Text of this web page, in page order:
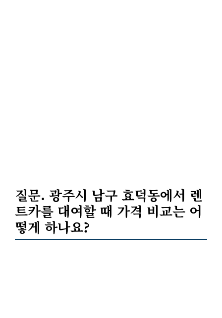
질문. 광주시 남구 효덕동에서 렌
트카를 대여할 때 가격 비교는 어
떻게 하나요?